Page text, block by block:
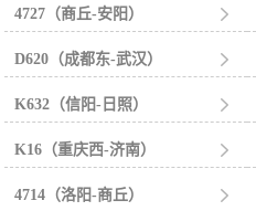
4727（商丘-安阳） 
D620（成都东-武汉） 
K632（信阳-日照） 
K16（重庆西-济南） 
4714（洛阳-商丘） 